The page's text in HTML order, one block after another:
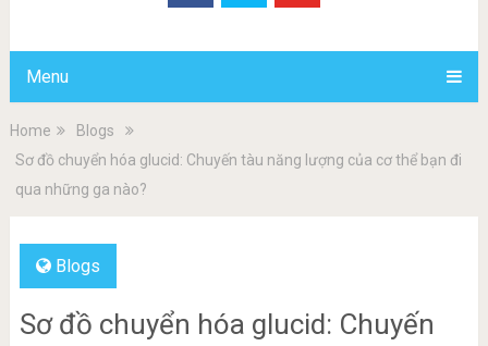
Menu
Home
Blogs
Sơ đồ chuyển hóa glucid: Chuyến tàu năng lượng của cơ thể bạn đi
qua những ga nào?
Blogs
Sơ đồ chuyển hóa glucid: Chuyến